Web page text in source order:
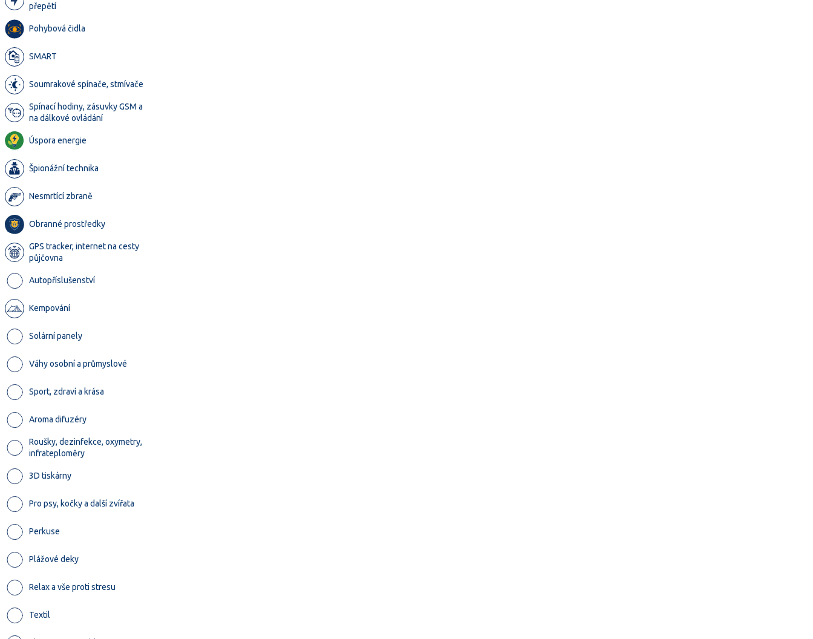
přepětí
Pohybová čidla
SMART
Soumrakové spínače, stmívače
Spínací hodiny, zásuvky GSM a
na dálkové ovládání
Úspora energie
Špionážní technika
Nesmrtící zbraně
Obranné prostředky
GPS tracker, internet na cesty
půjčovna
Autopříslušenství
Kempování
Solární panely
Váhy osobní a průmyslové
Sport, zdraví a krása
Aroma difuzéry
Roušky, dezinfekce, oxymetry,
infrateploměry
3D tiskárny
Pro psy, kočky a další zvířata
Perkuse
Plážové deky
Relax a vše proti stresu
Textil